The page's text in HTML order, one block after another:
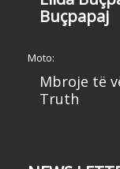
Buçpapaj
Moto:
Mbroje të
Truth